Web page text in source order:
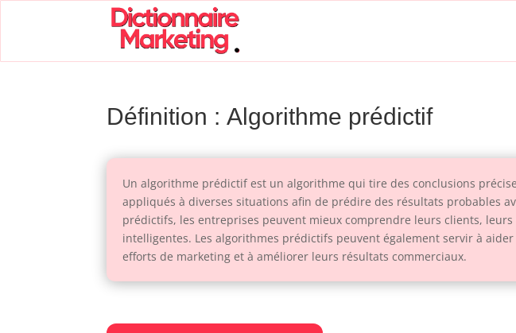
Définition : Algorithme prédictif
Un algorithme prédictif est un algorithme qui tire des conclusions
appliqués à diverses situations afin de prédire des résultats probables
prédictifs, les entreprises peuvent mieux comprendre leurs clients,
intelligentes. Les algorithmes prédictifs peuvent également servir à
efforts de marketing et à améliorer leurs résultats commerciaux.